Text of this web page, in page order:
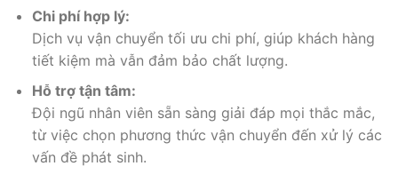
Chi phí hợp lý:
Dịch vụ vận chuyển tối ưu chi phí, giúp khách hàng
tiết kiệm mà vẫn đảm bảo chất lượng.
Hỗ trợ tận tâm:
Đội ngũ nhân viên sẵn sàng giải đáp mọi thắc mắc,
từ việc chọn phương thức vận chuyển đến xử lý các
vấn đề phát sinh.